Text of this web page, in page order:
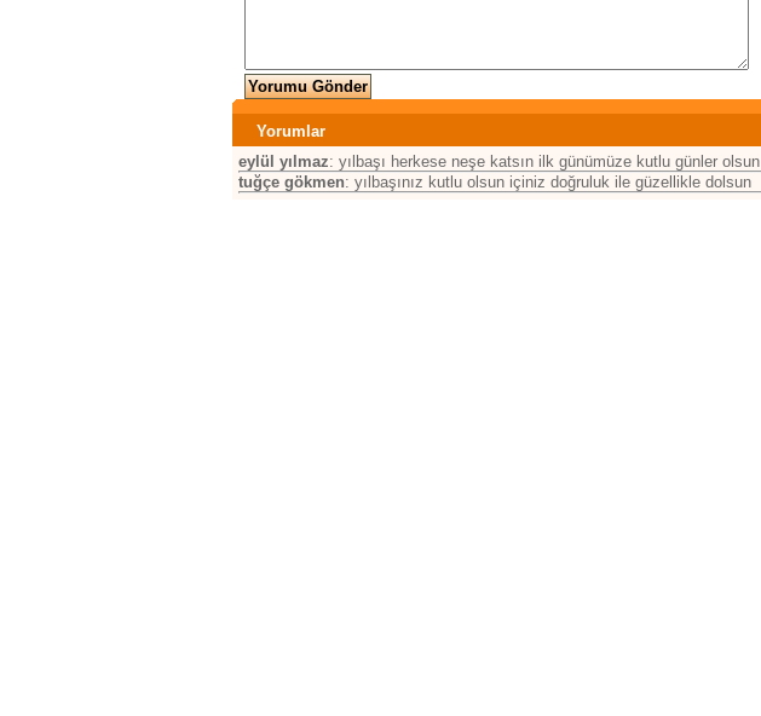
Yorumlar
eylül yılmaz: yılbaşı herkese neşe katsın ilk günümüze kutlu günler olsun
tuğçe gökmen: yılbaşınız kutlu olsun içiniz doğruluk ile güzellikle dolsun